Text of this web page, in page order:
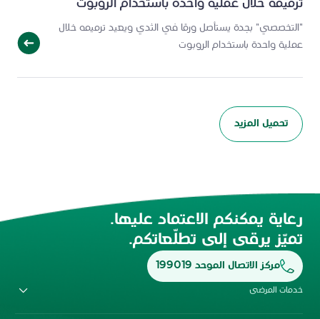
ترميمه خلال عملية واحدة باستخدام الروبوت
"التخصصي" بجدة يستأصل ورمًا في الثدي ويعيد ترميمه خلال
عملية واحدة باستخدام الروبوت
تحميل المزيد
رعاية يمكنكم الاعتماد عليها.
تميّز يرقى إلى تطلّعاتكم.
مركز الاتصال الموحد 199019
خدمات المرضى